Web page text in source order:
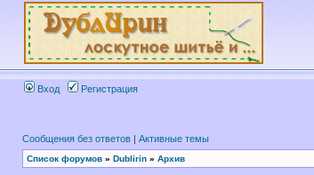
Вход Регистрация
Сообщения без ответов | Активные темы
Список форумов » Dublirin » Архив